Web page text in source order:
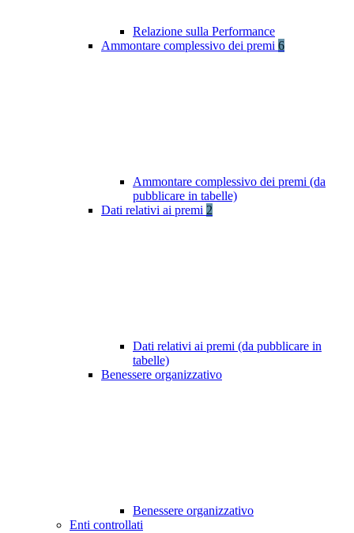
Relazione sulla Performance
Ammontare complessivo dei premi 6
Ammontare complessivo dei premi (da
pubblicare in tabelle)
Dati relativi ai premi 2
Dati relativi ai premi (da pubblicare in
tabelle)
Benessere organizzativo
Benessere organizzativo
Enti controllati